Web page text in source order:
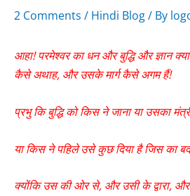
2 Comments / Hindi Blog/ By
आहा!परमेश्वर का धन और बुद्धि और ज्ञान क्या
कैसे अथाह, और उसके मार्ग कैसे अगम हैं!
प्रभु कि बुद्धि को किस ने जाना या उसका
या किस ने पहिले उसे कुछ दिया है जिस का
क्योंकि उस की ओर से, और उसी के द्वारा, और